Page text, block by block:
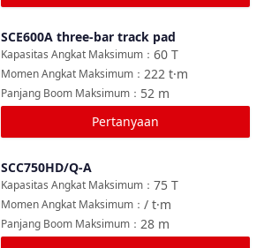
SCE600A three-bar track pad
60 T
Kapasitas Angkat Maksimum ：
222 t·m
Momen Angkat Maksimum ：
52 m
Panjang Boom Maksimum ：
Pertanyaan
SCC750HD/Q-A
75 T
Kapasitas Angkat Maksimum ：
/ t·m
Momen Angkat Maksimum ：
28 m
Panjang Boom Maksimum ：